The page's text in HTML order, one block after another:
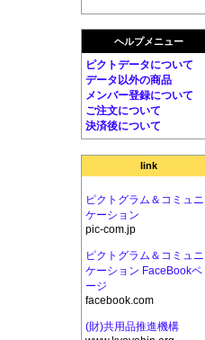
ヘルプメニュー
ピクトデータについて
データ以外の商品
メンバー登録について
ご注文について
決済後について
link
ピクトグラム＆コミュニ
ケーション
pic-com.jp
ピクトグラム＆コミュニ
ケーション FaceBookペ
ージ
facebook.com
(財)共用品推進機構